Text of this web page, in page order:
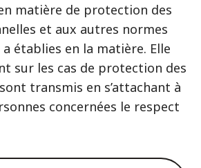
en matière de protection des
et aux autres normes
établies en la matière. Elle
sur les cas de protection des
transmis en s’attachant à
concernées le respect